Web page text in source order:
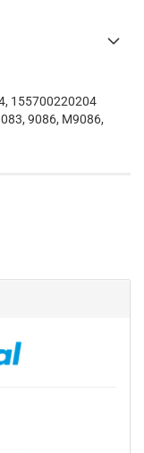
155700220204
9086, M9086,